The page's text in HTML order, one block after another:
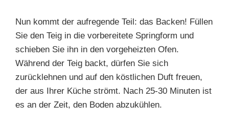
Nun kommt der aufregende Teil: das Backen! Füllen
Sie den Teig in die vorbereitete Springform und
schieben Sie ihn in den vorgeheizten Ofen.
Während der Teig backt, dürfen Sie sich
zurücklehnen und auf den köstlichen Duft freuen,
der aus Ihrer Küche strömt. Nach 25-30 Minuten ist
es an der Zeit, den Boden abzukühlen.